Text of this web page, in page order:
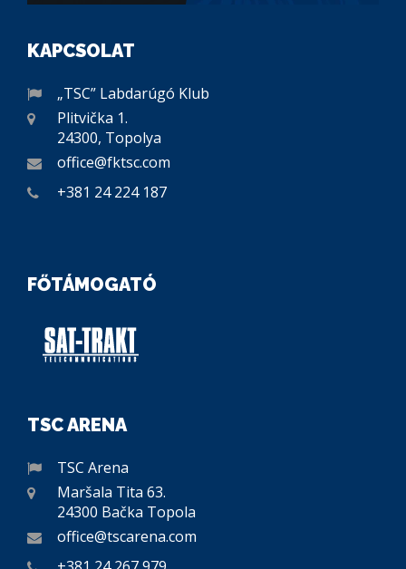
KAPCSOLAT
„TSC” Labdarúgó Klub
Plitvička 1.
24300, Topolya
office@fktsc.com
+381 24 224 187
FŐTÁMOGATÓ
TSC ARENA
TSC Arena
Maršala Tita 63.
24300 Bačka Topola
office@tscarena.com